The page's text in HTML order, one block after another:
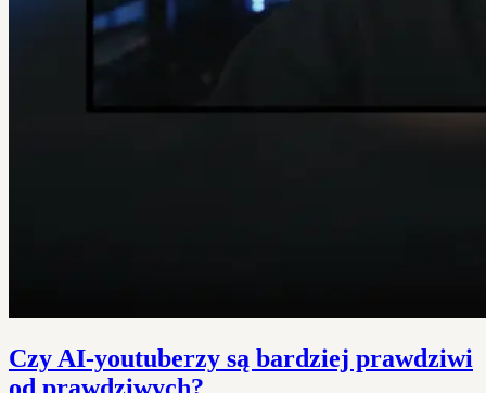
Czy AI-youtuberzy są bardziej prawdziwi
od prawdziwych?